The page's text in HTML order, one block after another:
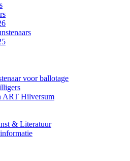
voor ballotage
ART Hilversum
& Literatuur